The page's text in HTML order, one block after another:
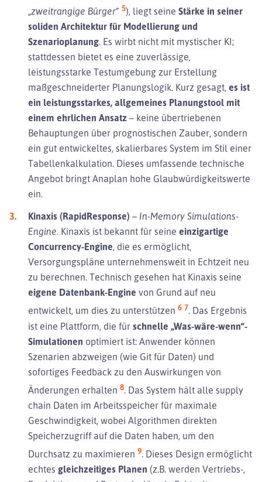
„zweitrangige Bürger“ 5), liegt seine Stärke in seiner
soliden Architektur für Modellierung und
Szenarioplanung. Es wirbt nicht mit mystischer KI;
stattdessen bietet es eine zuverlässige,
leistungsstarke Testumgebung zur Erstellung
maßgeschneiderter Planungslogik. Kurz gesagt, es ist
ein leistungsstarkes, allgemeines Planungstool mit
einem ehrlichen Ansatz – keine übertriebenen
Behauptungen über prognostischen Zauber, sondern
ein gut entwickeltes, skalierbares System im Stil einer
Tabellenkalkulation. Dieses umfassende technische
Angebot bringt Anaplan hohe Glaubwürdigkeitswerte
ein.
Kinaxis (RapidResponse) – In-Memory Simulations-
Engine. Kinaxis ist bekannt für seine einzigartige
Concurrency-Engine, die es ermöglicht,
Versorgungspläne unternehmensweit in Echtzeit neu
zu berechnen. Technisch gesehen hat Kinaxis seine
eigene Datenbank-Engine von Grund auf neu
entwickelt, um dies zu unterstützen 6 7. Das Ergebnis
ist eine Plattform, die für schnelle „Was-wäre-wenn“-
Simulationen optimiert ist: Anwender können
Szenarien abzweigen (wie Git für Daten) und
sofortiges Feedback zu den Auswirkungen von
Änderungen erhalten 8. Das System hält alle supply
chain Daten im Arbeitsspeicher für maximale
Geschwindigkeit, wobei Algorithmen direkten
Speicherzugriff auf die Daten haben, um den
Durchsatz zu maximieren 9. Dieses Design ermöglicht
echtes gleichzeitiges Planen (z.B. werden Vertriebs-,